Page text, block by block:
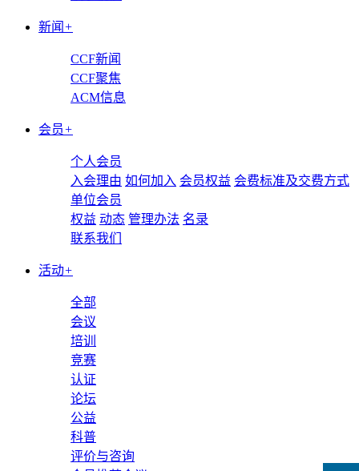
新闻 +
CCF新闻
CCF聚焦
ACM信息
会员+
个人会员
入会理由 如何加入 会员权益 会费标准及交费方式
单位会员
权益 动态 管理办法 名录
联系我们
活动+
全部
会议
培训
竞赛
认证
论坛
公益
科普
评价与咨询